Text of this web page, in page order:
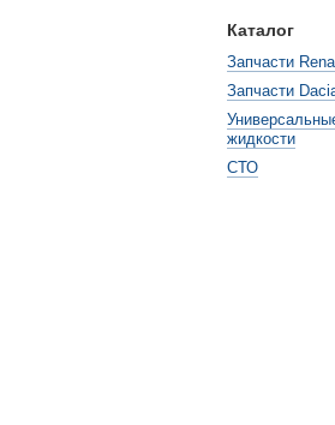
Каталог
Запчасти
Запчасти
жидкости
СТО